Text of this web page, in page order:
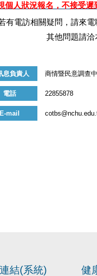
個人狀況報名，不接受
有電訪相關疑問，請來電
其他問題請洽
息負責人 商情暨民意調查
電話 22855878
E-mail
結(系統) 健